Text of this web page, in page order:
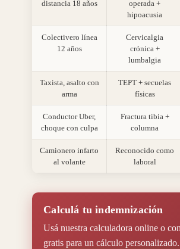
distancia 18 años
operada +
hipoacusia
Colectivero línea
12 años
Cervicalgia
crónica +
lumbalgia
Taxista, asalto con
arma
TEPT + secuelas
físicas
Conductor Uber,
choque con culpa
Fractura tibia +
columna
Camionero infarto
al volante
Reconocido como
laboral
Calculá tu indemnización
Usá nuestra calculadora online o
gratis para un cálculo personalizado.